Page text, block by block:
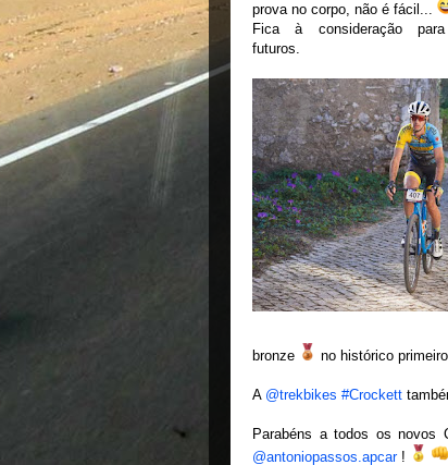
prova no corpo, não é fácil...
Fica à consideração
futuros.
bronze
no histórico
A @trekbikes #Crockett
Parabéns a todos os novos
@antoniopassos.apcar!